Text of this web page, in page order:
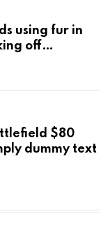
using fur in
off
$80
dummy text